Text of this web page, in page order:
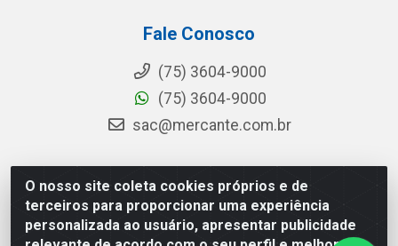
O nosso site coleta cookies próprios e de
terceiros para proporcionar uma experiência
personalizada ao usuário, apresentar publicidade
Fale Conosco
(75) 3604-9000
(75) 3604-9000
sac@mercante.com.br
Mercante Distribuidora - Rua Mercante, 699 - Aviário,
Feira de Santana/BA - CEP 44.096-218 - CNPJ
96.755.848/0001-08